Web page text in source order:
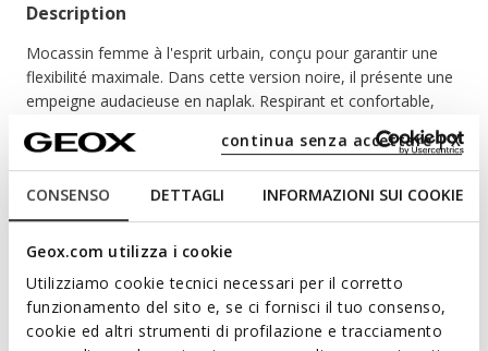
CONSENSO DETTAGLI INFORMAZIONI SUI COOKIE
Geox.com utilizza i cookie
Utilizziamo cookie tecnici necessari per il corretto
funzionamento del sito e, se ci fornisci il tuo consenso,
cookie ed altri strumenti di profilazione e tracciamento
continua senza accettare | X
Description
Mocassin femme à l'esprit urbain, conçu pour garantir une
flexibilité maximale. Dans cette version noire, il présente une
empeigne audacieuse en naplak. Respirant et confortable,
Flextride apporte une touche tendance aux looks citadins de
tous les jours.
CODE PRODUIT:D669AB00067C9999
Caractéristiques
En achetant ce produit, vous soutenez les
tanneries certifiées Leather Working Group